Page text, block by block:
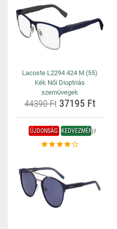
Lacoste L2294 424 M (55)
Kék Női Dioptriás
szemüvegek
44390 Ft37195 Ft
ÚJDONSÁG KEDVEZMÉNY